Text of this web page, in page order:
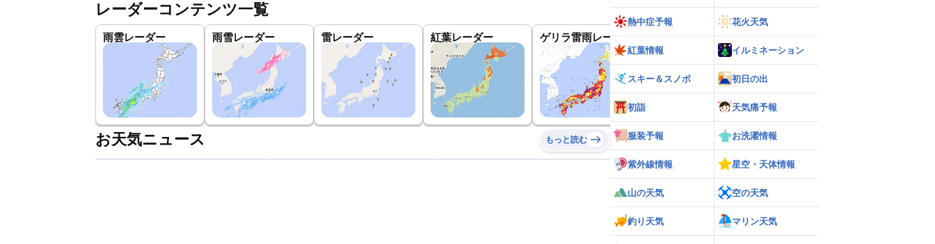
レーダーコンテンツ一覧
雨雲レーダー 雨雪レーダー 雷レーダー 紅葉レーダー ゲリラ雷雨レーダー 世界の雨雲レーダー
お天気ニュース もっと読む
熱中症予報 花火天気
紅葉情報 イルミネーション
スキー＆スノボ 初日の出
初詣 天気痛予報
服装予報 お洗濯情報
紫外線情報 星空・天体情報
山の天気 空の天気
釣り天気 マリン天気